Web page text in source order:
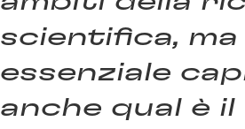
scientifica, ma
essenziale
anche qual è